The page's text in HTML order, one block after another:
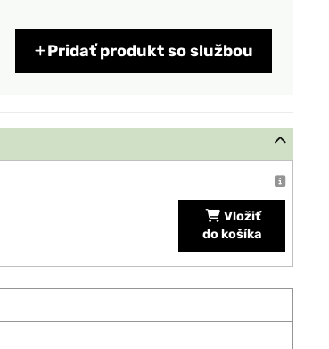
Pridať produkt so službou
Vložiť
do košíka